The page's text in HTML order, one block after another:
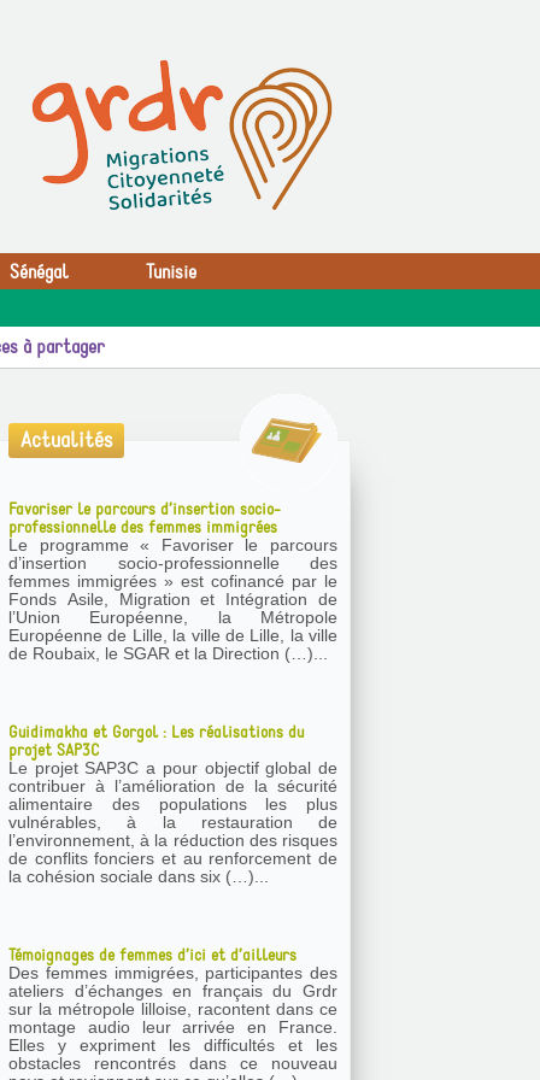
Sénégal Tunisie
à partager
Actualités
Favoriser le parcours d’insertion socio-
professionnelle des femmes immigrées
Le programme « Favoriser le parcours
d’insertion socio-professionnelle des
femmes immigrées » est cofinancé par le
Fonds Asile, Migration et Intégration de
l’Union Européenne, la Métropole
Européenne de Lille, la ville de Lille, la ville
de Roubaix, le SGAR et la Direction (…)...
Guidimakha et Gorgol : Les réalisations du
projet SAP3C
Le projet SAP3C a pour objectif global de
contribuer à l’amélioration de la sécurité
alimentaire des populations les plus
vulnérables, à la restauration de
l’environnement, à la réduction des risques
de conflits fonciers et au renforcement de
la cohésion sociale dans six (…)...
Témoignages de femmes d’ici et d’ailleurs
Des femmes immigrées, participantes des
ateliers d’échanges en français du Grdr
sur la métropole lilloise, racontent dans ce
montage audio leur arrivée en France.
Elles y expriment les difficultés et les
obstacles rencontrés dans ce nouveau